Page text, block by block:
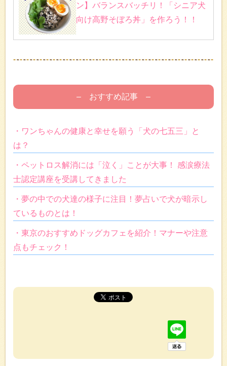
ン】バランスバッチリ！「シニア犬
向け高野そぼろ丼」を作ろう！！
– おすすめ記事 –
・ワンちゃんの健康と幸せを願う「犬の七五三」と
は？
・ペットロス解消には「泣く」ことが大事！ 感涙療法
士認定講座を受講してきました
・夢の中での犬達の様子に注目！夢占いで犬が暗示し
ているものとは！
・東京のおすすめドッグカフェを紹介！マナーや注意
点もチェック！